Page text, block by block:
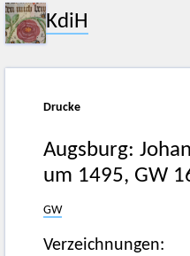
KdiH
Drucke
Augsburg:
um 1495, GW
GW
Verzeichnungen: